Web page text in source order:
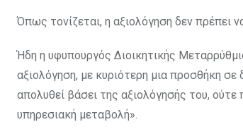
Όπως τονίζεται, η αξιολόγηση δεν πρέπει
Ήδη η υφυπουργός Διοικητικής
αξιολόγηση, με κυριότερη μια προσθήκη σε
απολυθεί βάσει της αξιολόγησής του,
υπηρεσιακή μεταβολή».